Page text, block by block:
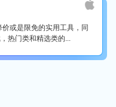
或是限免的实用工具，同
热门类和精选类的...